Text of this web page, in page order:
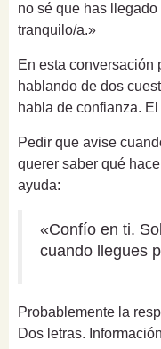
no sé que has
tranquilo/a.»
En esta conversación
hablando de dos
habla de confianza.
Pedir que avise
querer saber qué
ayuda:
«Confío en ti.
cuando llegues
Probablemente la
Dos letras.